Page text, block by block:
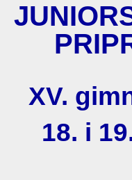
XV.
18. i